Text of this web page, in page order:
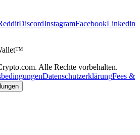
DiscordInstagramFacebookLinkedin
Alle Rechte vorbehalten.
DatenschutzerklärungFees &